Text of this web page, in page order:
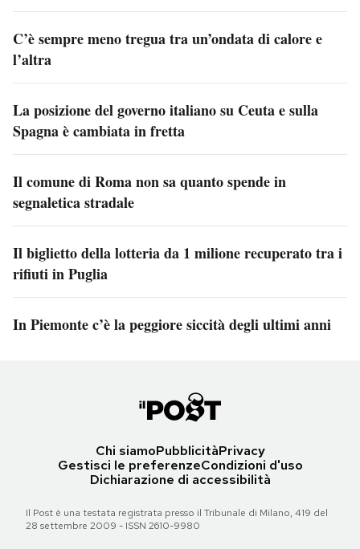
C’è sempre meno tregua tra un’ondata di calore e
l’altra
La posizione del governo italiano su Ceuta e sulla
Spagna è cambiata in fretta
Il comune di Roma non sa quanto spende in
segnaletica stradale
Il biglietto della lotteria da 1 milione recuperato tra i
rifiuti in Puglia
In Piemonte c’è la peggiore siccità degli ultimi anni
Chi siamoPubblicitàPrivacy
Gestisci le preferenzeCondizioni d'uso
Dichiarazione di accessibilità
Il Post è una testata registrata presso il Tribunale di Milano, 419 del
28 settembre 2009 - ISSN 2610-9980